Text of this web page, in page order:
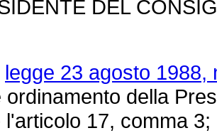
DEL
legge 23 agosto 1988,
ordinamento della
17, comma 3;